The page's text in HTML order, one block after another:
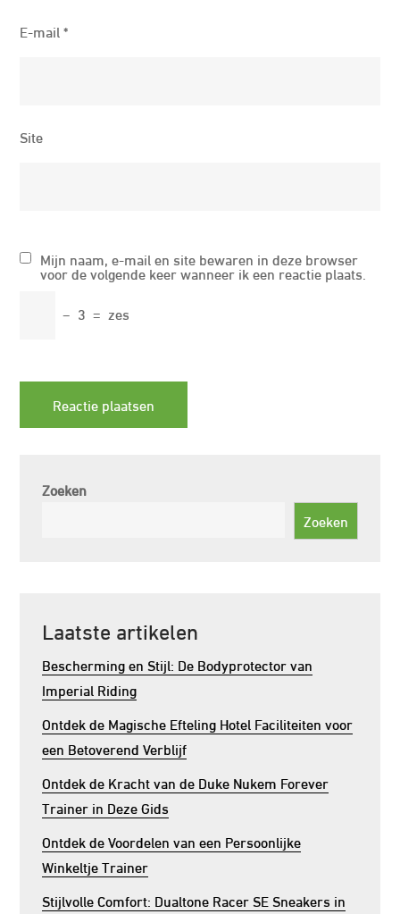
E-mail*
Site
Mijn naam, e-mail en site bewaren in deze browser
voor de volgende keer wanneer ik een reactie plaats.
− 3 = zes
Zoeken
Zoeken
Laatste artikelen
Bescherming en Stijl: De Bodyprotector van
Imperial Riding
Ontdek de Magische Efteling Hotel Faciliteiten voor
een Betoverend Verblijf
Ontdek de Kracht van de Duke Nukem Forever
Trainer in Deze Gids
Ontdek de Voordelen van een Persoonlijke
Winkeltje Trainer
Stijlvolle Comfort: Dualtone Racer SE Sneakers in